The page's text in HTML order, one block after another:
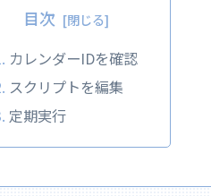
目次
カレンダーIDを確認
スクリプトを編集
定期実行